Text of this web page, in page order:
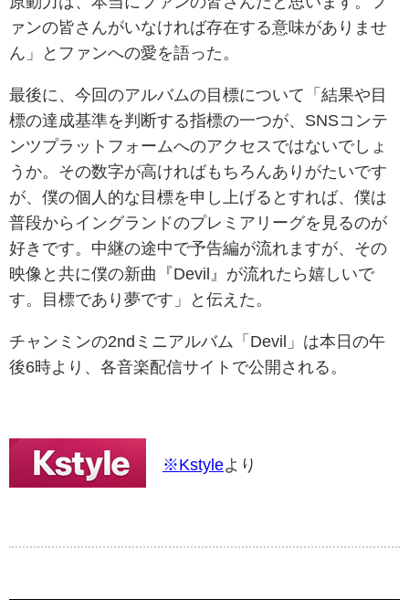
ァンの皆さんがいなければ存在する意味がありませ
ん」とファンへの愛を語った。
最後に、今回のアルバムの目標について「結果や目
標の達成基準を判断する指標の一つが、SNSコンテ
ンツプラットフォームへのアクセスではないでしょ
うか。その数字が高ければもちろんありがたいです
が、僕の個人的な目標を申し上げるとすれば、僕は
普段からイングランドのプレミアリーグを見るのが
好きです。中継の途中で予告編が流れますが、その
映像と共に僕の新曲『Devil』が流れたら嬉しいで
す。目標であり夢です」と伝えた。
チャンミンの2ndミニアルバム「Devil」は本日の午
後6時より、各音楽配信サイトで公開される。
※Kstyleより